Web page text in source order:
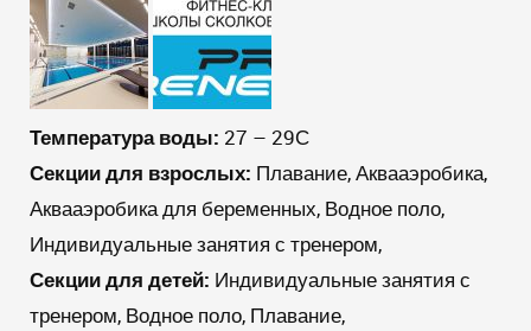
Температура воды: 27 – 29С
Секции для взрослых: Плавание, Аквааэробика,
Аквааэробика для беременных, Водное поло,
Индивидуальные занятия с тренером,
Секции для детей: Индивидуальные занятия с
тренером, Водное поло, Плавание,